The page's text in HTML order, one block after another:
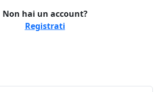
Non hai un account?
Registrati